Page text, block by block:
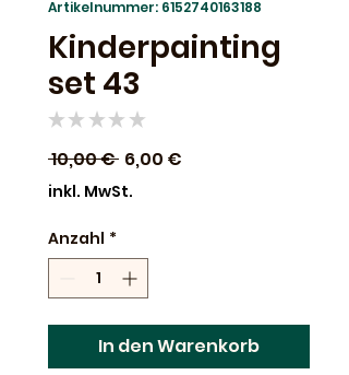
Artikelnummer: 6152740163188
Kinderpainting
set 43
★ ★ ★ ★ ★
10,00 € Standardpreis
6,00 €
inkl. MwSt.
Anzahl *
In den Warenkorb